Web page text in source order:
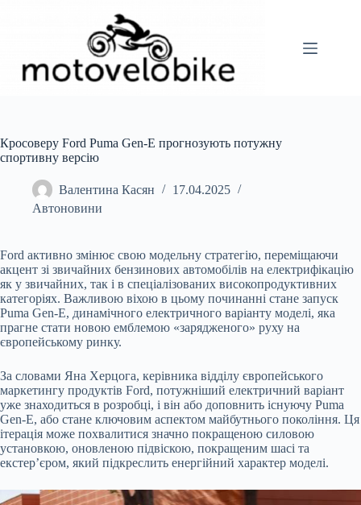
Кросоверу Ford Puma Gen-E прогнозують потужну
спортивну версію
Валентина Касян
17.04.2025
Автоновини
Ford активно змінює свою модельну стратегію, переміщаючи
акцент зі звичайних бензинових автомобілів на електрифікацію
як у звичайних, так і в спеціалізованих високопродуктивних
категоріях. Важливою віхою в цьому починанні стане запуск
Puma Gen-E, динамічного електричного варіанту моделі, яка
прагне стати новою емблемою «зарядженого» руху на
європейському ринку.
За словами Яна Херцога, керівника відділу європейського
маркетингу продуктів Ford, потужніший електричний варіант
уже знаходиться в розробці, і він або доповнить існуючу Puma
Gen-E, або стане ключовим аспектом майбутнього покоління. Ця
ітерація може похвалитися значно покращеною силовою
установкою, оновленою підвіскою, покращеним шасі та
екстер’єром, який підкреслить енергійний характер моделі.